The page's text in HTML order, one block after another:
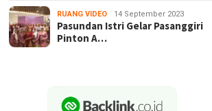
RUANG VIDEO 14 September 2023
Pasundan Istri Gelar Pasanggiri
Pinton A…